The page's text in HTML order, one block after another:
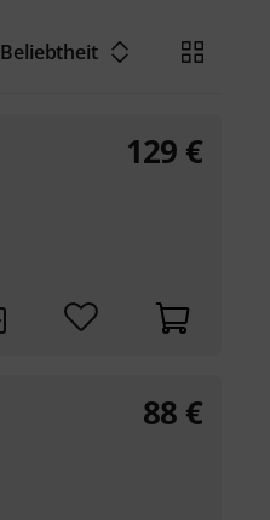
Beliebtheit
129 €
88 €